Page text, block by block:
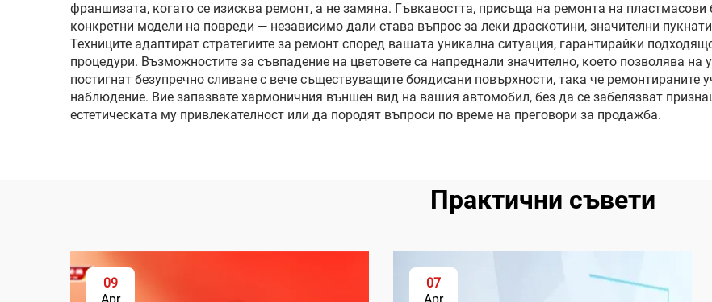
франшизата, когато се изисква ремонт, а не замяна. Гъвкавостта, присъща на ремонта на
конкретни модели на повреди — независимо дали става въпрос за леки драскотини, значителни
Техниците адаптират стратегиите за ремонт според вашата уникална ситуация, гарантирайки
процедури. Възможностите за съвпадение на цветовете са напреднали значително, което позволява
постигнат безупречно сливане с вече съществуващите боядисани повърхности, така че ремонтираните
наблюдение. Вие запазвате хармоничния външен вид на вашия автомобил, без да се забелязват
естетическата му привлекателност или да породят въпроси по време на преговори за продажба.
Практични съвети
09
07